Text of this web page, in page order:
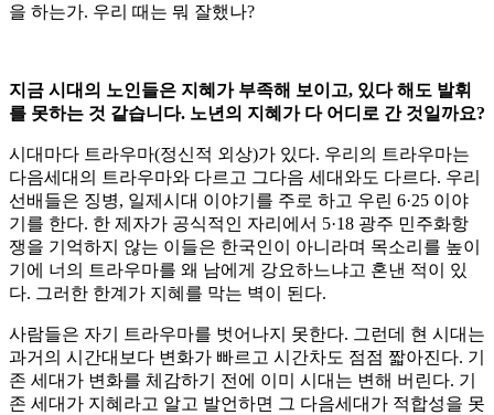
을 하는가. 우리 때는 뭐 잘했나?
지금 시대의 노인들은 지혜가 부족해 보이고, 있다 해도 발휘
를 못하는 것 같습니다. 노년의 지혜가 다 어디로 간 것일까요?
시대마다 트라우마(정신적 외상)가 있다. 우리의 트라우마는
다음세대의 트라우마와 다르고 그다음 세대와도 다르다. 우리
선배들은 징병, 일제시대 이야기를 주로 하고 우린 6·25 이야
기를 한다. 한 제자가 공식적인 자리에서 5·18 광주 민주화항
쟁을 기억하지 않는 이들은 한국인이 아니라며 목소리를 높이
기에 너의 트라우마를 왜 남에게 강요하느냐고 혼낸 적이 있
다. 그러한 한계가 지혜를 막는 벽이 된다.
사람들은 자기 트라우마를 벗어나지 못한다. 그런데 현 시대는
과거의 시간대보다 변화가 빠르고 시간차도 점점 짧아진다. 기
존 세대가 변화를 체감하기 전에 이미 시대는 변해 버린다. 기
존 세대가 지혜라고 알고 발언하면 그 다음세대가 적합성을 못